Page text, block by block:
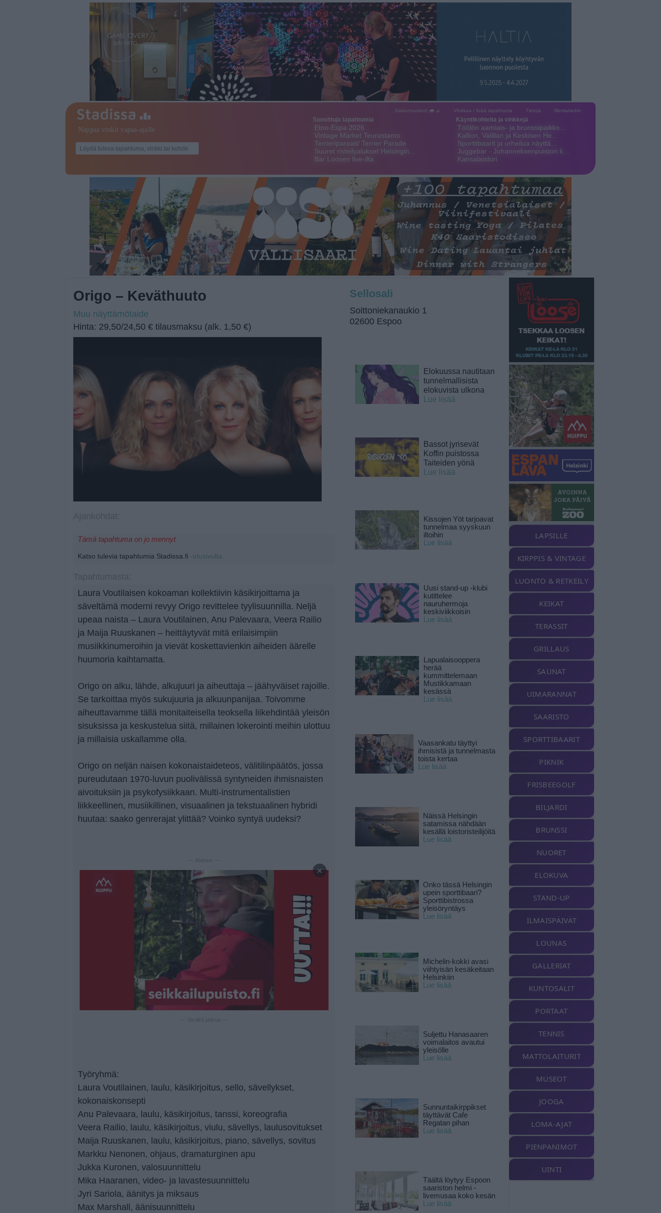
Sääennusteet 🌧 ☼ Vinkkaa / lisää tapahtuma Tietoja Mediatiedot
Suosittuja tapahtumia
Etno-Espa 2026
Vintage Market Teurastamo
Terrieriparaati/ Terrier Parade
Suuret risteilyalukset Helsingin…
Bar Loosen live-ilta
Käyntikohteita ja vinkkejä
Töölön aamiais- ja brunssipaikko…
Kallion, Valillan ja Keskisen He…
Sporttibaarit ja urheilua näyttä…
Juggebar - Johanneksenpuiston li…
Kansalaistori
Origo – Keväthuuto
Muu näyttämötaide
Hinta: 29,50/24,50 € tilausmaksu (alk. 1,50 €)
Tämä tapahtuma on jo mennyt
Katso tulevia tapahtumia Stadissa.fi -etusivulta.
Laura Voutilaisen kokoaman kollektiivin käsikirjoittama ja
säveltämä moderni revyy Origo revittelee tyylisuunnilla. Neljä
upeaa naista – Laura Voutilainen, Anu Palevaara, Veera Railio
ja Maija Ruuskanen – heittäytyvät mitä erilaisimpiin
musiikkinumeroihin ja vievät koskettavienkin aiheiden äärelle
huumoria kaihtamatta.
Origo on alku, lähde, alkujuuri ja aiheuttaja – jäähyväiset rajoille.
Se tarkoittaa myös sukujuuria ja alkuunpanijaa. Toivomme
aiheuttavamme tällä monitaiteisella teoksella liikehdintää yleisön
sisuksissa ja keskustelua siitä, millainen lokerointi meihin ulottuu
ja millaisia uskallamme olla.
Origo on neljän naisen kokonaistaideteos, välitilinpäätös, jossa
pureudutaan 1970-luvun puolivälissä syntyneiden ihmisnaisten
aivoituksiin ja psykofysiikkaan. Multi-instrumentalistien
liikkeellinen, musiikillinen, visuaalinen ja tekstuaalinen hybridi
huutaa: saako genrerajat ylittää? Voinko syntyä uudeksi?
×
Työryhmä:
Laura Voutilainen, laulu, käsikirjoitus, sello, sävellykset,
kokonaiskonsepti
Anu Palevaara, laulu, käsikirjoitus, tanssi, koreografia
Veera Railio, laulu, käsikirjoitus, viulu, sävellys, laulusovitukset
Maija Ruuskanen, laulu, käsikirjoitus, piano, sävellys, sovitus
Markku Nenonen, ohjaus, dramaturginen apu
Jukka Kuronen, valosuunnittelu
Mika Haaranen, video- ja lavastesuunnittelu
Jyri Sariola, äänitys ja miksaus
Max Marshall, äänisuunnittelu
Sellosali
Soittoniekanaukio 1
02600 Espoo
Elokuussa nautitaan
tunnelmallisista
elokuvista ulkona
Lue lisää
Bassot jyrisevät
Koffin puistossa
Taiteiden yönä
Lue lisää
Kissojen Yöt tarjoavat
tunnelmaa syyskuun
iltoihin
Lue lisää
Uusi stand-up -klubi
kutittelee
nauruhermoja
keskiviikkoisin
Lue lisää
Lapualaisooppera
herää
kummittelemaan
Mustikkamaan
kesässä
Lue lisää
Vaasankatu täyttyi
ihmisistä ja tunnelmasta
toista kertaa
Lue lisää
Näissä Helsingin
satamissa nähdään
kesällä loistoristeilijöitä
Lue lisää
Onko tässä Helsingin
upein sporttibaari?
Sporttibistrossa
yleisöryntäys
Lue lisää
Michelin-kokki avasi
viihtyisän kesäkeitaan
Helsinkiin
Lue lisää
Suljettu Hanasaaren
voimalaitos avautui
yleisölle
Lue lisää
Sunnuntaikirppikset
täyttävät Cafe
Regatan pihan
Lue lisää
Täältä löytyy Espoon
saariston helmi -
livemusaa koko kesän
Lue lisää
LAPSILLE
KIRPPIS & VINTAGE
LUONTO & RETKEILY
KEIKAT
TERASSIT
GRILLAUS
SAUNAT
UIMARANNAT
SAARISTO
SPORTTIBAARIT
PIKNIK
FRISBEEGOLF
BILJARDI
BRUNSSI
NUORET
ELOKUVA
STAND-UP
ILMAISPÄIVÄT
LOUNAS
GALLERIAT
KUNTOSALIT
PORTAAT
TENNIS
MATTOLAITURIT
MUSEOT
JOOGA
LOMA-AJAT
PIENPANIMOT
UINTI